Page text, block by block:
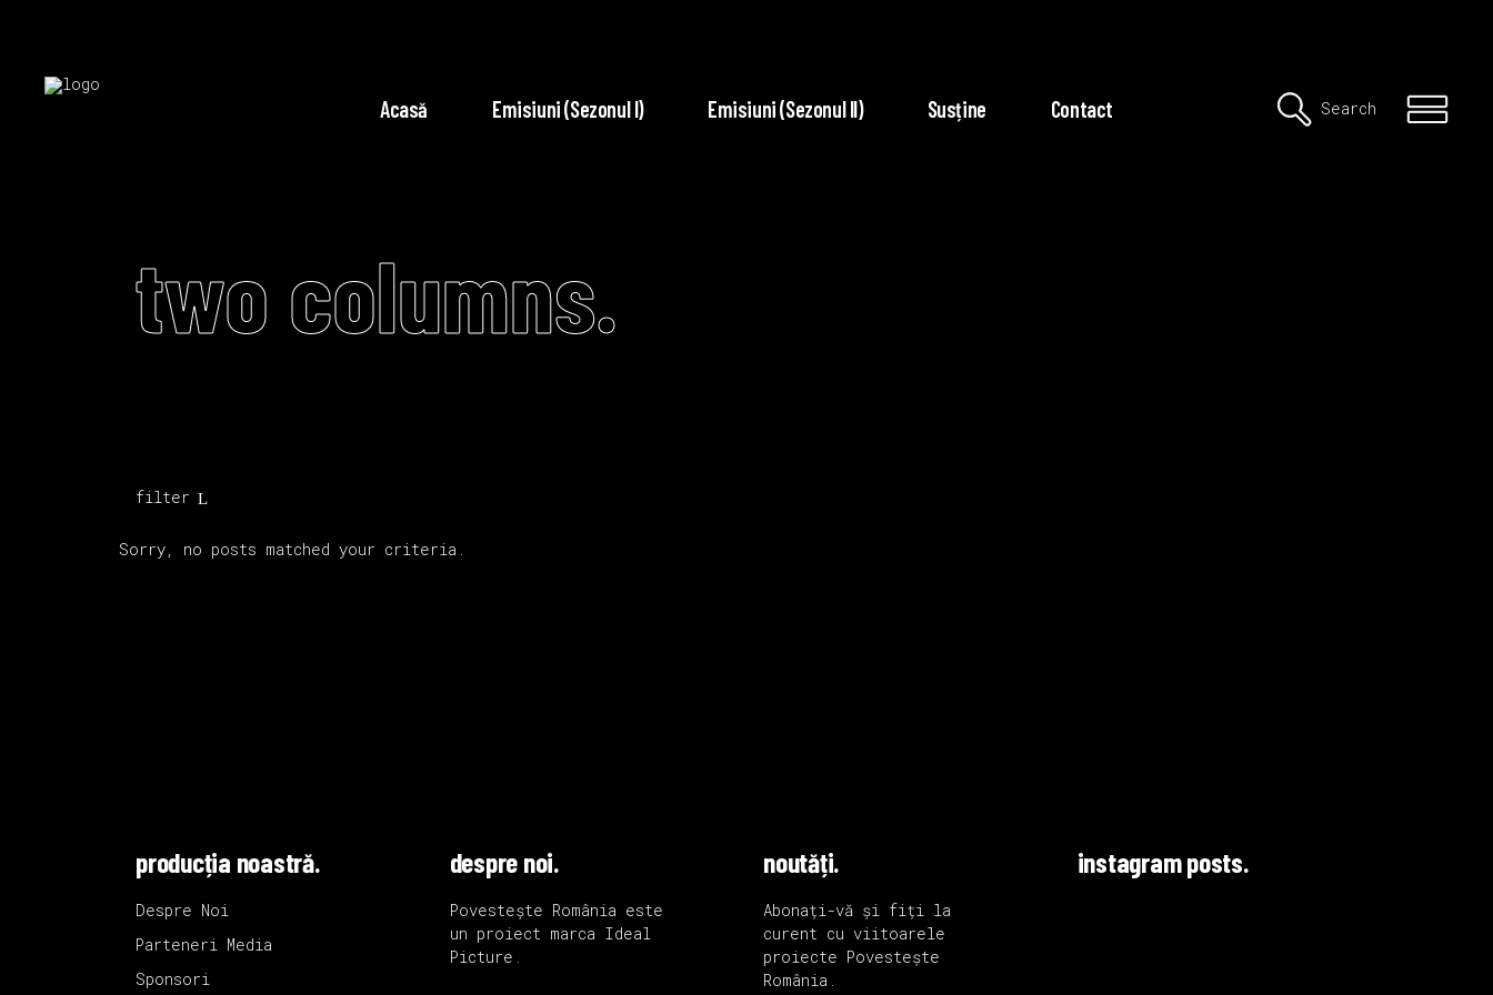
Acasă Emisiuni (Sezonul I) Emisiuni (Sezonul II) Susține Contact Search
two columns.
filter
Sorry, no posts matched your criteria.
producția noastră.
Despre Noi
Parteneri Media
Sponsori
despre noi.
Povestește România este
un proiect marca Ideal
Picture.
noutăți.
Abonați-vă și fiți la
curent cu viitoarele
proiecte Povestește
România.
instagram posts.